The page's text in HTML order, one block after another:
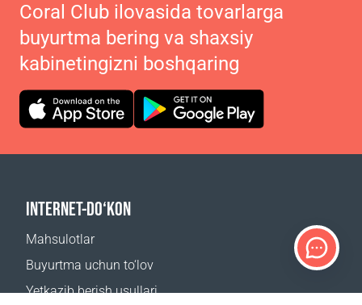
Coral Club ilovasida tovarlarga
buyurtma bering va shaxsiy
kabinetingizni boshqaring
INTERNET-DO‘KON
Mahsulotlar
Buyurtma uchun to‘lov
Yetkazib berish usullari